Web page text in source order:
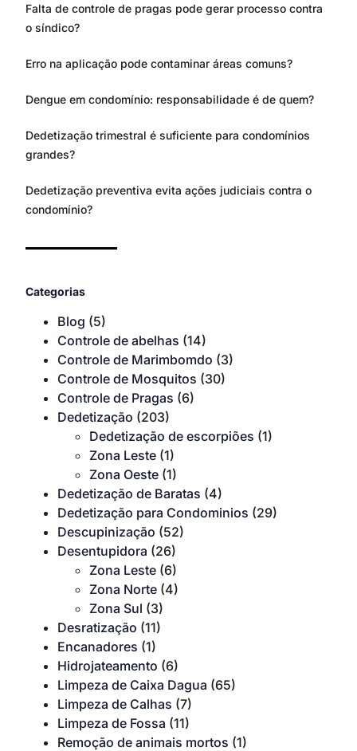
Falta de controle de pragas pode gerar processo contra
o síndico?
Erro na aplicação pode contaminar áreas comuns?
Dengue em condomínio: responsabilidade é de quem?
Dedetização trimestral é suficiente para condomínios
grandes?
Dedetização preventiva evita ações judiciais contra o
condomínio?
Categorias
Blog (5)
Controle de abelhas (14)
Controle de Marimbomdo (3)
Controle de Mosquitos (30)
Controle de Pragas (6)
Dedetização (203)
Dedetização de escorpiões (1)
Zona Leste (1)
Zona Oeste (1)
Dedetização de Baratas (4)
Dedetização para Condominios (29)
Descupinização (52)
Desentupidora (26)
Zona Leste (6)
Zona Norte (4)
Zona Sul (3)
Desratização (11)
Encanadores (1)
Hidrojateamento (6)
Limpeza de Caixa Dagua (65)
Limpeza de Calhas (7)
Limpeza de Fossa (11)
Remoção de animais mortos (1)